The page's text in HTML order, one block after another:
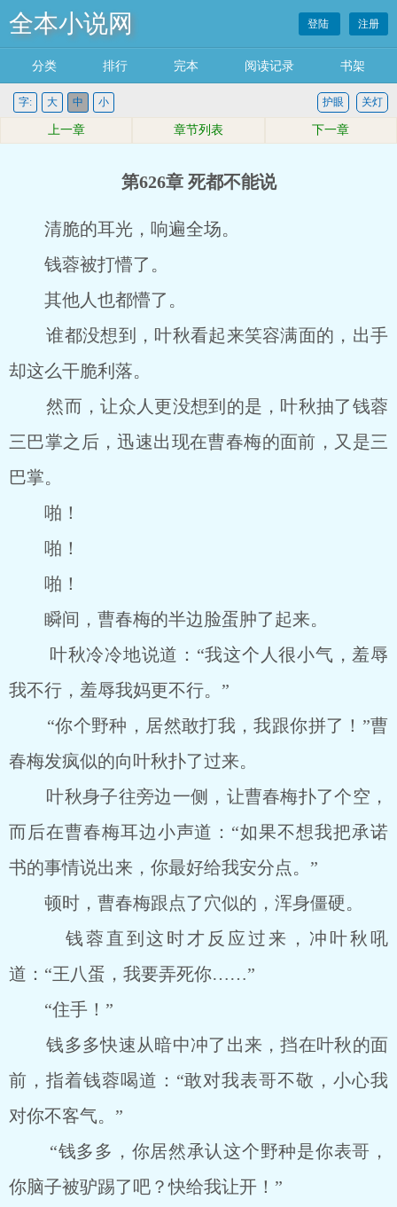
全本小说网 登陆 注册
分类 排行 完本 阅读记录 书架
字: 大 中 小 关灯
护眼
上一章 章节列表 下一章
第626章 死都不能说
清脆的耳光，响遍全场。
钱蓉被打懵了。
其他人也都懵了。
谁都没想到，叶秋看起来笑容满面的，出手
却这么干脆利落。
然而，让众人更没想到的是，叶秋抽了钱蓉
三巴掌之后，迅速出现在曹春梅的面前，又是三
巴掌。
啪！
啪！
啪！
瞬间，曹春梅的半边脸蛋肿了起来。
叶秋冷冷地说道：“我这个人很小气，羞辱
我不行，羞辱我妈更不行。”
“你个野种，居然敢打我，我跟你拼了！”曹
春梅发疯似的向叶秋扑了过来。
叶秋身子往旁边一侧，让曹春梅扑了个空，
而后在曹春梅耳边小声道：“如果不想我把承诺
书的事情说出来，你最好给我安分点。”
顿时，曹春梅跟点了穴似的，浑身僵硬。
钱蓉直到这时才反应过来，冲叶秋吼
道：“王八蛋，我要弄死你……”
“住手！”
钱多多快速从暗中冲了出来，挡在叶秋的面
前，指着钱蓉喝道：“敢对我表哥不敬，小心我
对你不客气。”
“钱多多，你居然承认这个野种是你表哥，
你脑子被驴踢了吧？快给我让开！”